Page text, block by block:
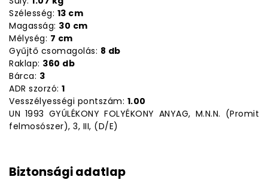
Szélesség: 13 cm
Magasság: 30 cm
Mélység: 7 cm
Gyűjtő csomagolás: 8 db
Raklap: 360 db
Bárca: 3
ADR szorzó: 1
Vesszélyességi pontszám: 1.00
UN 1993 GYÚLÉKONY FOLYÉKONY ANYAG, M.N.N. (Promit
felmosószer), 3, III, (D/E)
Biztonsági adatlap